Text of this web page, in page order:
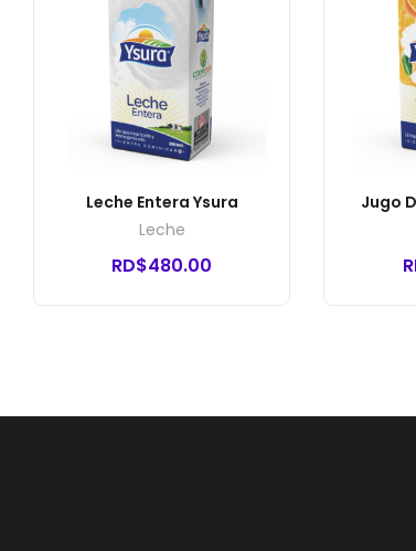
Leche Entera Ysura
Leche
RD$480.00
Jugo